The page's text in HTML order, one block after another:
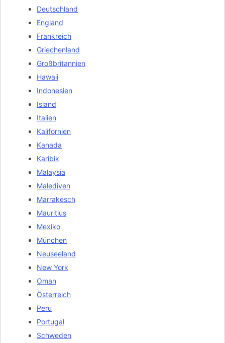
Deutschland
England
Frankreich
Griechenland
Großbritannien
Hawaii
Indonesien
Island
Italien
Kalifornien
Kanada
Karibik
Malaysia
Malediven
Marrakesch
Mauritius
Mexiko
München
Neuseeland
New York
Oman
Österreich
Peru
Portugal
Schweden